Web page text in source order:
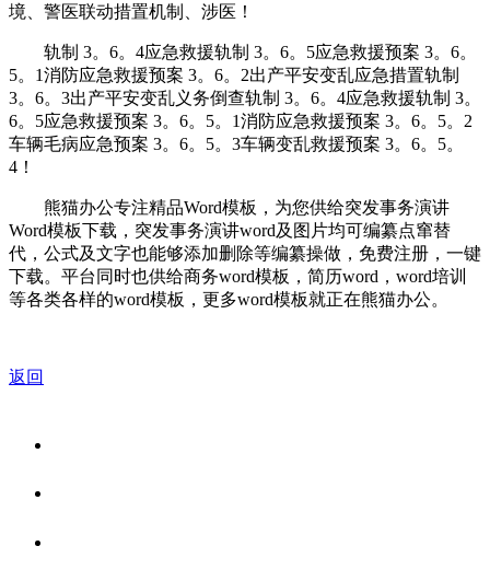
境、警医联动措置机制、涉医！
轨制 3。6。4应急救援轨制 3。6。5应急救援预案 3。6。
5。1消防应急救援预案 3。6。2出产平安变乱应急措置轨制
3。6。3出产平安变乱义务倒查轨制 3。6。4应急救援轨制 3。
6。5应急救援预案 3。6。5。1消防应急救援预案 3。6。5。2
车辆毛病应急预案 3。6。5。3车辆变乱救援预案 3。6。5。
4！
熊猫办公专注精品Word模板，为您供给突发事务演讲
Word模板下载，突发事务演讲word及图片均可编纂点窜替
代，公式及文字也能够添加删除等编纂操做，免费注册，一键
下载。平台同时也供给商务word模板，简历word，word培训
等各类各样的word模板，更多word模板就正在熊猫办公。
返回